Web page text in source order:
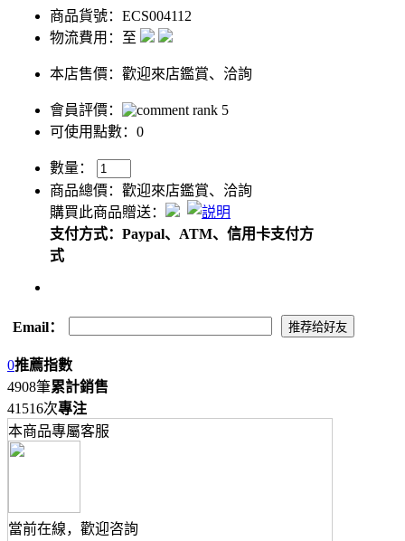
商品貨號：ECS004112
物流費用：至
本店售價： 歡迎來店鑑賞、洽詢
會員評價：
可使用點數：0
數量：
商品總價： 歡迎來店鑑賞、洽詢
購買此商品贈送：
支付方式：Paypal、ATM、信用卡支付方
式
Email：
0推薦指數
4908筆累計銷售
41516次專注
本商品專屬客服
當前在線，歡迎咨詢